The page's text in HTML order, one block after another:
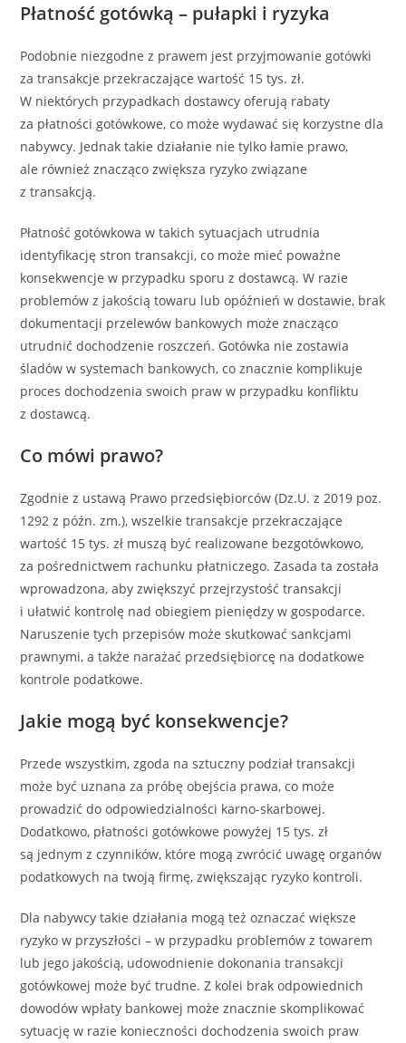
Płatność gotówką – pułapki i ryzyka
Podobnie niezgodne z prawem jest przyjmowanie gotówki
za transakcje przekraczające wartość 15 tys. zł.
W niektórych przypadkach dostawcy oferują rabaty
za płatności gotówkowe, co może wydawać się korzystne dla
nabywcy. Jednak takie działanie nie tylko łamie prawo,
ale również znacząco zwiększa ryzyko związane
z transakcją.
Płatność gotówkowa w takich sytuacjach utrudnia
identyfikację stron transakcji, co może mieć poważne
konsekwencje w przypadku sporu z dostawcą. W razie
problemów z jakością towaru lub opóźnień w dostawie, brak
dokumentacji przelewów bankowych może znacząco
utrudnić dochodzenie roszczeń. Gotówka nie zostawia
śladów w systemach bankowych, co znacznie komplikuje
proces dochodzenia swoich praw w przypadku konfliktu
z dostawcą.
Co mówi prawo?
Zgodnie z ustawą Prawo przedsiębiorców (Dz.U. z 2019 poz.
1292 z późn. zm.), wszelkie transakcje przekraczające
wartość 15 tys. zł muszą być realizowane bezgotówkowo,
za pośrednictwem rachunku płatniczego. Zasada ta została
wprowadzona, aby zwiększyć przejrzystość transakcji
i ułatwić kontrolę nad obiegiem pieniędzy w gospodarce.
Naruszenie tych przepisów może skutkować sankcjami
prawnymi, a także narażać przedsiębiorcę na dodatkowe
kontrole podatkowe.
Jakie mogą być konsekwencje?
Przede wszystkim, zgoda na sztuczny podział transakcji
może być uznana za próbę obejścia prawa, co może
prowadzić do odpowiedzialności karno-skarbowej.
Dodatkowo, płatności gotówkowe powyżej 15 tys. zł
są jednym z czynników, które mogą zwrócić uwagę organów
podatkowych na twoją firmę, zwiększając ryzyko kontroli.
Dla nabywcy takie działania mogą też oznaczać większe
ryzyko w przyszłości – w przypadku problemów z towarem
lub jego jakością, udowodnienie dokonania transakcji
gotówkowej może być trudne. Z kolei brak odpowiednich
dowodów wpłaty bankowej może znacznie skomplikować
sytuację w razie konieczności dochodzenia swoich praw